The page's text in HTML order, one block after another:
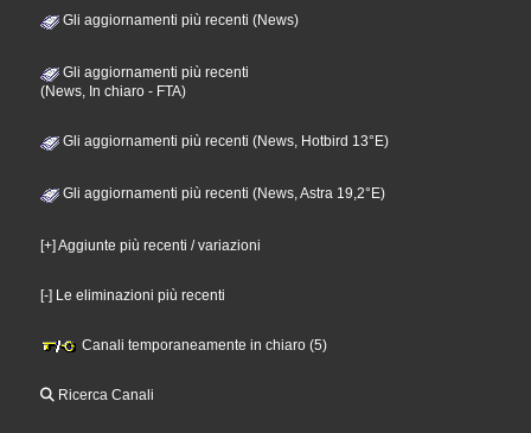
Gli aggiornamenti più recenti (News)
Gli aggiornamenti più recenti
(News, In chiaro - FTA)
Gli aggiornamenti più recenti (News, Hotbird 13°E)
Gli aggiornamenti più recenti (News, Astra 19,2°E)
[+] Aggiunte più recenti / variazioni
[-] Le eliminazioni più recenti
Canali temporaneamente in chiaro (5)
Ricerca Canali